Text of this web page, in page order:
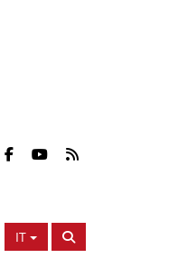
IT